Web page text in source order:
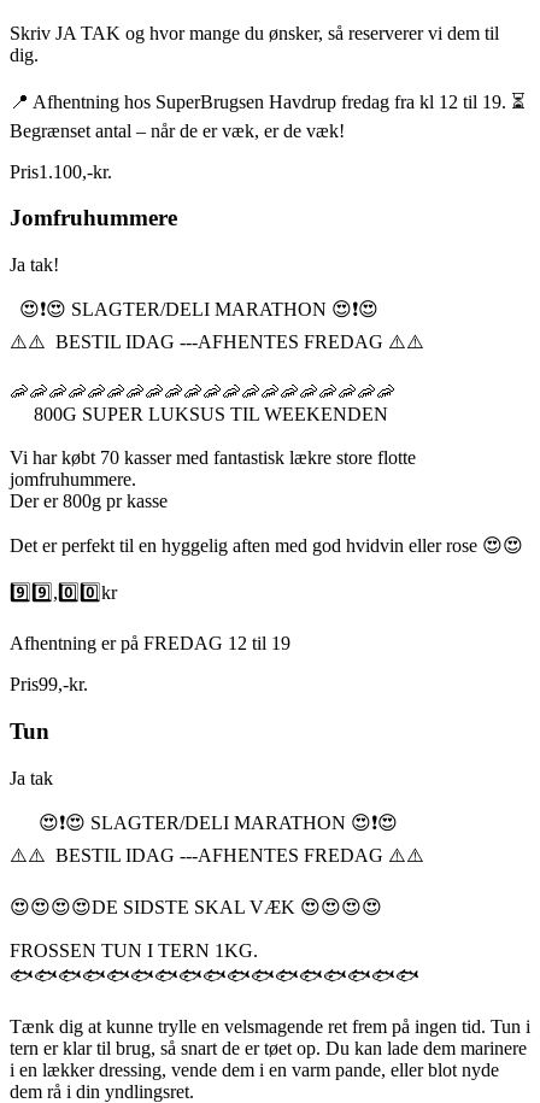
Skriv JA TAK og hvor mange du ønsker, så reserverer vi dem til
dig.
📍 Afhentning hos SuperBrugsen Havdrup fredag fra kl 12 til 19. ⏳
Begrænset antal – når de er væk, er de væk!
Pris1.100,-kr.
Jomfruhummere
Ja tak!
😍❗️😍 SLAGTER/DELI MARATHON 😍❗️😍
⚠️⚠️ BESTIL IDAG ---AFHENTES FREDAG ⚠️⚠️
🦐🦐🦐🦐🦐🦐🦐🦐🦐🦐🦐🦐🦐🦐🦐🦐🦐🦐🦐🦐
800G SUPER LUKSUS TIL WEEKENDEN
Vi har købt 70 kasser med fantastisk lækre store flotte
jomfruhummere.
Der er 800g pr kasse
Det er perfekt til en hyggelig aften med god hvidvin eller rose 😍😍
9️⃣9️⃣,0️⃣0️⃣kr
Afhentning er på FREDAG 12 til 19
Pris99,-kr.
Tun
Ja tak
😍❗️😍 SLAGTER/DELI MARATHON 😍❗️😍
⚠️⚠️ BESTIL IDAG ---AFHENTES FREDAG ⚠️⚠️
😍😍😍😍DE SIDSTE SKAL VÆK 😍😍😍😍
FROSSEN TUN I TERN 1KG.
🐟🐟🐟🐟🐟🐟🐟🐟🐟🐟🐟🐟🐟🐟🐟🐟🐟
Tænk dig at kunne trylle en velsmagende ret frem på ingen tid. Tun i
tern er klar til brug, så snart de er tøet op. Du kan lade dem marinere
i en lækker dressing, vende dem i en varm pande, eller blot nyde
dem rå i din yndlingsret.